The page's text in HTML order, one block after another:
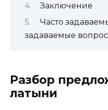
Заключение
Часто
задаваемые
Разбор
латыни